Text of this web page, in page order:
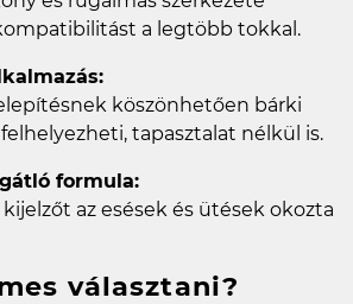
a legtöbb tokkal.
köszönhetően bárki
tapasztalat nélkül is.
formula:
az esések és ütések okozta
választani?